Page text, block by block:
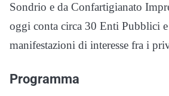
Sondrio e da Confartigianato
oggi conta circa 30 Enti Pubblici
manifestazioni di interesse fra i
Programma